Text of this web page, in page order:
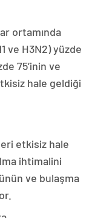
ortamında
ve H3N2) yüzde
75’inin ve
hale geldiği
etkisiz hale
ihtimalini
ve bulaşma